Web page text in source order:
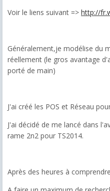
Voir le liens suivant => http://
Généralement,je modélise du
réellement (le gros avantage
porté de main)
J'ai créé les POS et Réseau
J'ai décidé de me lancé dans
rame 2n2 pour TS2014.
Après des heures à